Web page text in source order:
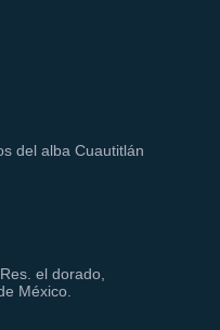
del alba Cuautitlán
el dorado,
México.